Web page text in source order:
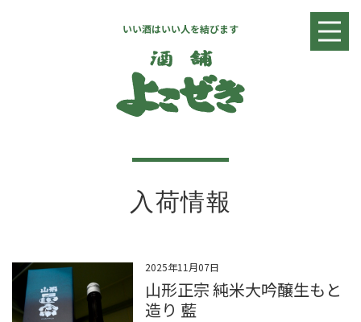
いい酒はいい人を結びます
入荷情報
2025年11月07日
山形正宗 純米大吟醸生もと
造り 藍
日本酒リスト焼酎・リキュールリストワインリスト 店舗情報